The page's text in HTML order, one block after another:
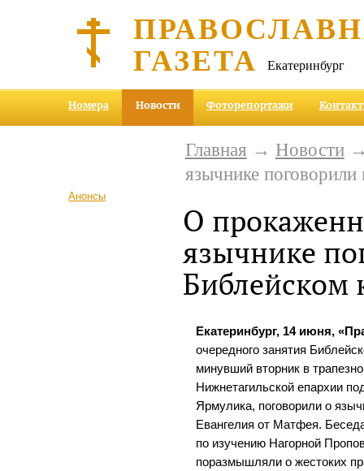
ГАЗЕТА Екатеринбург
Номера Новости Фоторепортажи
Анонсы
Главная → Новости→
язычнике
О
язычнике
Библейском
Екатеринбург, 14 июня,
очередного занятия
минувший вторник в
Нижнетагильской епархии
Ярмулика, поговорили о
Евангелия от Матфея.
по изучению Нагорной
поразмышляли о жестоких